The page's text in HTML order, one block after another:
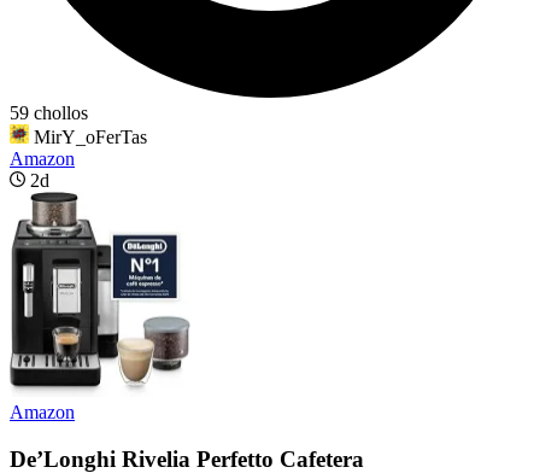
59 chollos
MirY_oFerTas
Amazon
2d
Amazon
De’Longhi Rivelia Perfetto Cafetera